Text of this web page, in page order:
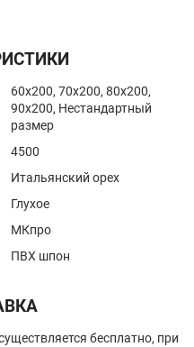
60x200, 70x200, 80x200,
90x200, Нестандартный
размер
4500
Итальянский орех
Глухое
МКпро
ПВХ шпон
бесплатно, при